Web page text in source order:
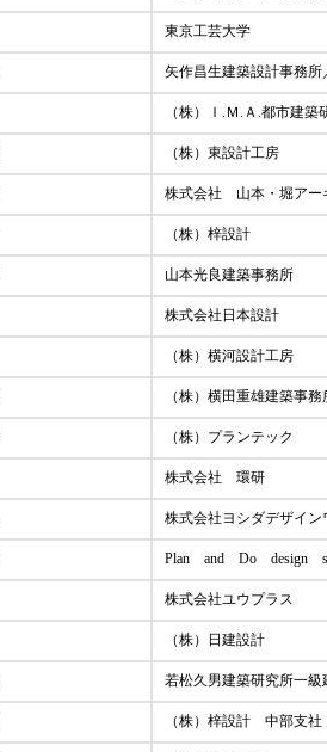
東京工芸大学
矢作昌生建築設計事務
（株）Ｉ.Ｍ.Ａ.都市建築
（株）東設計工房
株式会社 山本・堀アー
（株）梓設計
山本光良建築事務所
株式会社日本設計
（株）横河設計工房
（株）横田重雄建築事
（株）プランテック
株式会社 環研
株式会社ヨシダデザイ
Plan and Do design
株式会社ユウプラス
（株）日建設計
若松久男建築研究所一
（株）梓設計 中部支社